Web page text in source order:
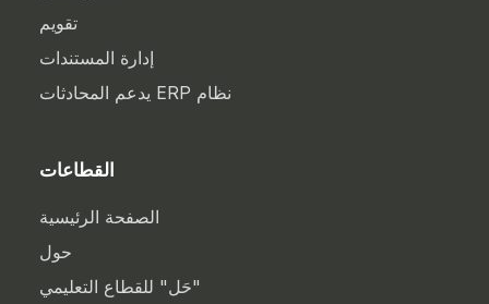
تقويم
إدارة المستندات
نظام ERP يدعم المحادثات
القطاعات
الصفحة الرئيسية
حول
"حَل" للقطاع التعليمي